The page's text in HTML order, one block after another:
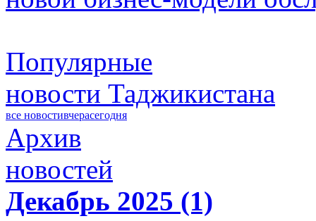
Популярные
новости Таджикистана
все новостивчерасегодня
Архив
новостей
Декабрь 2025 (1)